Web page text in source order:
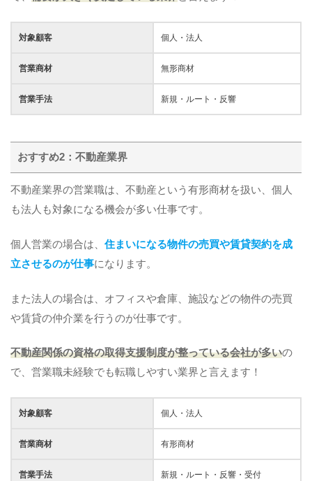
対象顧客 個人・法人
営業商材 無形商材
営業手法 新規・ルート・反響
おすすめ2：不動産業界
不動産業界の営業職は、不動産という有形商材を扱い、個人
も法人も対象になる機会が多い仕事です。
個人営業の場合は、 住まいになる物件の売買や賃貸契約を成
立させるのが仕事になります。
また法人の場合は、オフィスや倉庫、施設などの物件の売買
や賃貸の仲介業を行うのが仕事です。
不動産関係の資格の取得支援制度が整っている会社が多いの
で、営業職未経験でも転職しやすい業界と言えます！
対象顧客 個人・法人
営業商材 有形商材
営業手法 新規・ルート・反響・受付